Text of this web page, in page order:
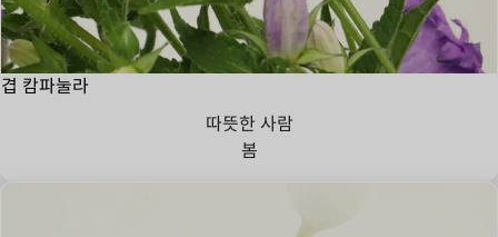
겹 캄파눌라
따뜻한 사람
봄